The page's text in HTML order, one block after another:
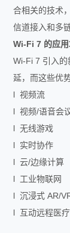
合相关的技术
信道接入和多
Wi-Fi 7 的应
Wi-Fi 7 引入
延，而这些优
l 视频流
l 视频/语音会
l 无线游戏
l 实时协作
l 云/边缘计算
l 工业物联网
l 沉浸式 AR/
l 互动远程医疗